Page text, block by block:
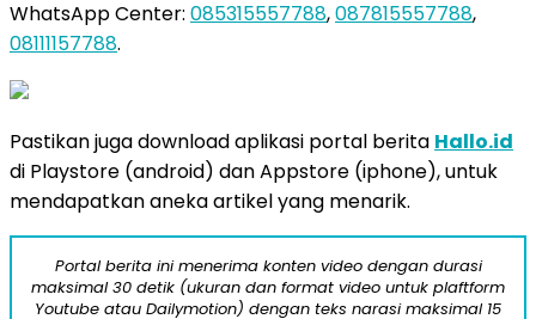
WhatsApp Center: 085315557788,087815557788,
08111157788.
Pastikan juga download aplikasi portal berita Hallo.id
di Playstore (android) dan Appstore (iphone), untuk
mendapatkan aneka artikel yang menarik.
Portal berita ini menerima konten video dengan durasi
maksimal 30 detik (ukuran dan format video untuk plaftform
Youtube atau Dailymotion) dengan teks narasi maksimal 15